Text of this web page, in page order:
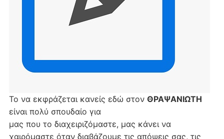
Το να εκφράζεται κανείς εδώ στον ΘΡΑΨΑΝΙΩΤΗ
είναι πολύ σπουδαίο για
μας που το διαχειριζόμαστε, μας κάνει να
χαιρόμαστε όταν διαβάζουμε τις απόψεις σας, τις